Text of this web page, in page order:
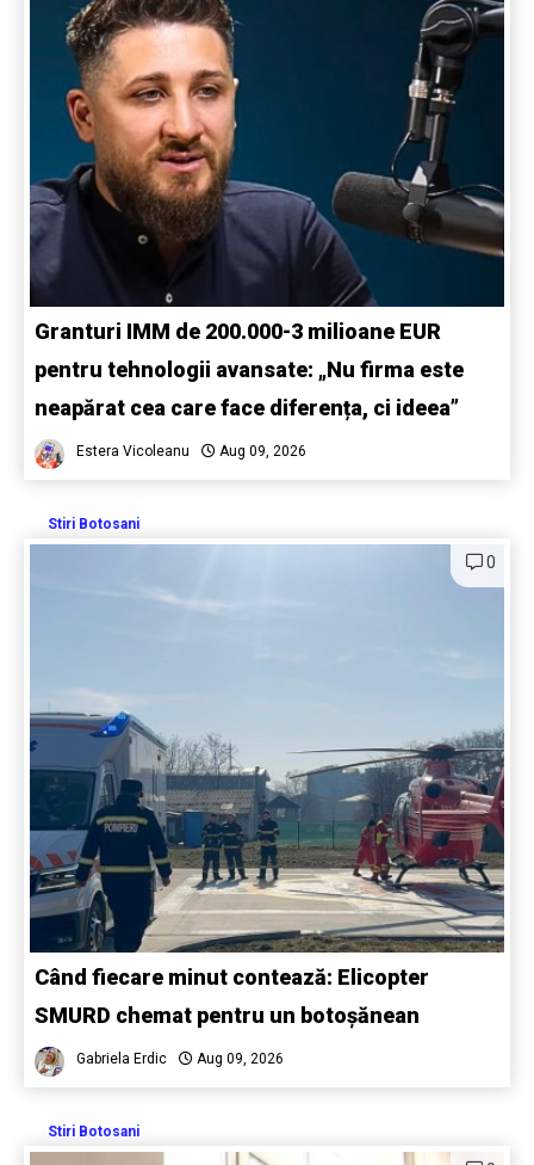
Granturi IMM de 200.000-3 milioane EUR
pentru tehnologii avansate: „Nu firma este
neapărat cea care face diferența, ci ideea”
Estera Vicoleanu Aug 09, 2026
Stiri Botosani
0
Când fiecare minut contează: Elicopter
SMURD chemat pentru un botoșănean
Gabriela Erdic Aug 09, 2026
Stiri Botosani